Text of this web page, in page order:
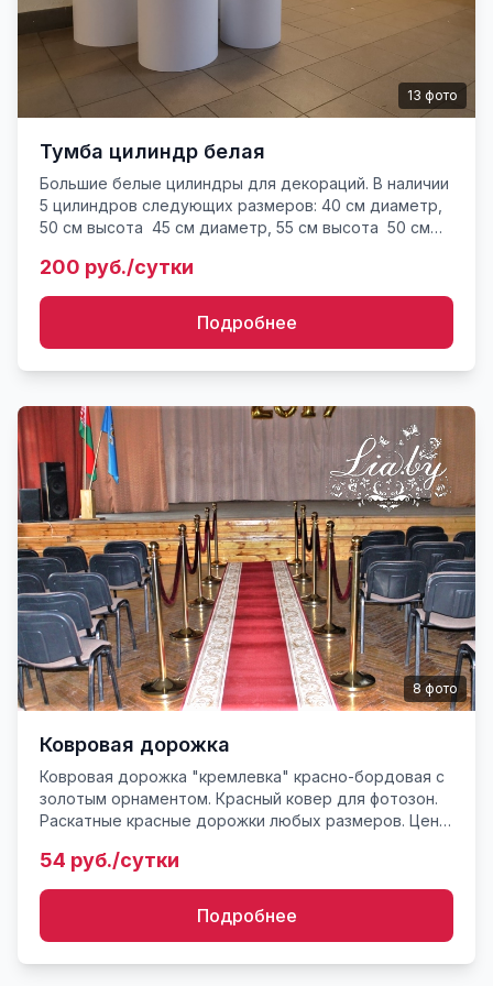
13 фото
Тумба цилиндр белая
Большие белые цилиндры для декораций. В наличии
5 цилиндров следующих размеров: 40 см диаметр,
50 см высота 45 см диаметр, 55 см высота 50 см
высот...
200 руб./сутки
Подробнее
8фото
Ковровая дорожка
Ковровая дорожка "кремлевка" красно-бордовая с
золотым орнаментом. Красный ковер для фотозон.
Раскатные красные дорожки любых размеров. Цена
метров. Дру...
54 руб./сутки
Подробнее